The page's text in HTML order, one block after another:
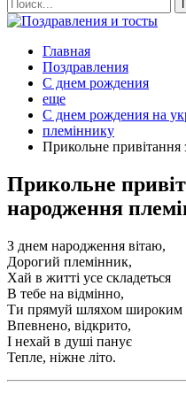
Главная
Поздравления
С днем рождения
еще
С днем рождения на
племіннику
Прикольне
Прикольне
народження
З днем народження вітаю,
Дорогий племінник,
Хай в житті усе складеться
В тебе на відмінно,
Ти прямуй шляхом широким
Впевнено, відкрито,
І нехай в душі панує
Тепле, ніжне літо.